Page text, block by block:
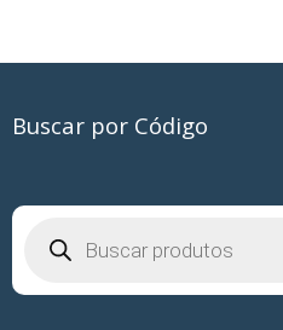
Buscar por Código
produtos